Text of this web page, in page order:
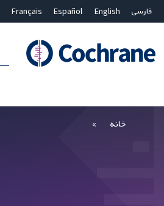
فارسی English
Español
Français
خانه